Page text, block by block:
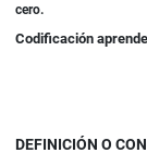
cero.
Codificación
DEFINICIÓN O